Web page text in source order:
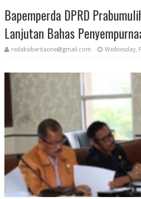
Bapemperda DPRD
Lanjutan Bahas
redaksiberitaone@gmail.com Wednesday,